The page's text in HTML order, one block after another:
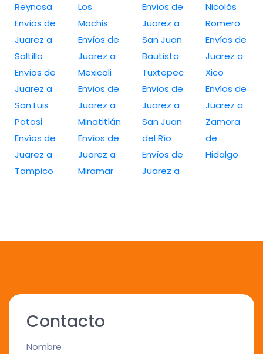
Reynosa
Envíos de
Juarez a
Saltillo
Envíos de
Juarez a
San Luis
Potosi
Envíos de
Juarez a
Tampico
Los
Mochis
Envíos de
Juarez a
Mexicali
Envíos de
Juarez a
Minatitlán
Envíos de
Juarez a
Miramar
Envíos de
Juarez a
San Juan
Bautista
Tuxtepec
Envíos de
Juarez a
San Juan
del Río
Envíos de
Juarez a
Nicolás
Romero
Envíos de
Juarez a
Xico
Envíos de
Juarez a
Zamora
de
Hidalgo
Contacto
Nombre